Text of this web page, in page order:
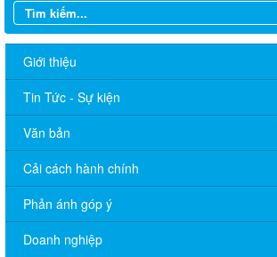
Giới thiệu
Tin Tức - Sự kiện
Văn bản
Cải cách hành chính
Phản ánh góp ý
Doanh nghiệp
THÔNG BÁO LỊCH LÀM VIỆC TUẦN CỦA
XÃ 06/07/2026